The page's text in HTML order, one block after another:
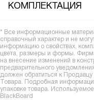
КОМПЛЕКТАЦИЯ
* Все информационные
справочный характер и не
информацию о свойствах,
цвета, размеры и формы.
на внесение изменений в
предварительного
должен обратиться к Продавцу
Товара. Подробная
упаковке товара.
BlackBoard